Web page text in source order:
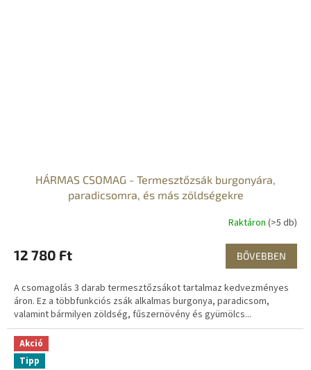
HÁRMAS CSOMAG - Termesztőzsák burgonyára,
paradicsomra, és más zöldségekre
Raktáron (>5 db)
12 780 Ft BŐVEBBEN
A csomagolás 3 darab termesztőzsákot tartalmaz kedvezményes
áron. Ez a többfunkciós zsák alkalmas burgonya, paradicsom,
valamint bármilyen zöldség, fűszernövény és gyümölcs...
Akció
Tipp